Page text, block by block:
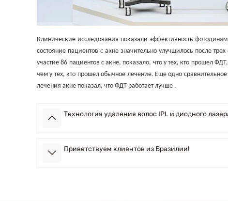
Клинические исследования показали эффективность
состояние пациентов с акне значительно улучшилось после
участие 86 пациентов с акне, показало, что у тех, кто прошел
чем у тех, кто прошел обычное лечение. Еще одно
лечения акне показал, что ФДТ работает лучше .
Технология удаления волос IPL и диодного
Приветствуем клиентов из Бразилии!